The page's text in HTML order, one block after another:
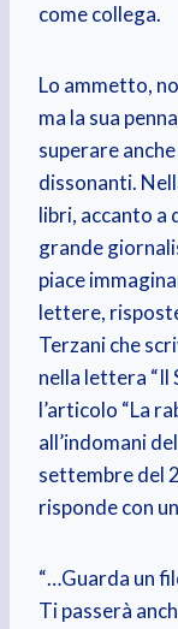
come collega.
Lo ammetto,
ma la sua
superare
dissonanti.
libri, accanto a
grande
piace
lettere,
Terzani che
nella lettera “Il
l’articolo “La
all’indomani
settembre del
risponde con
“…Guarda un
Ti passerà